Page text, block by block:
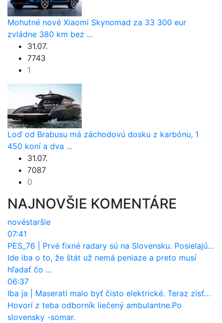
Mohutné nové Xiaomi Skynomad za 33 300 eur
zvládne 380 km bez ...
31.07.
7743
1
Loď od Brabusu má záchodovú dosku z karbónu, 1
450 koní a dva ...
31.07.
7087
0
NAJNOVŠIE KOMENTÁRE
novéstaršie
07:41
PES_76
Prvé fixné radary sú na Slovensku. Posielajú už pokuty? Ukáže ich Waze?
Ide iba o to, že štát už nemá peniaze a preto musí
hľadať čo ...
06:37
Iba ja
Maserati malo byť čisto elektrické. Teraz zisťuje, že potrebuje nový osemvalcový motor
Hovorí z teba odborník liečený ambulantne.Po
slovensky -somar.